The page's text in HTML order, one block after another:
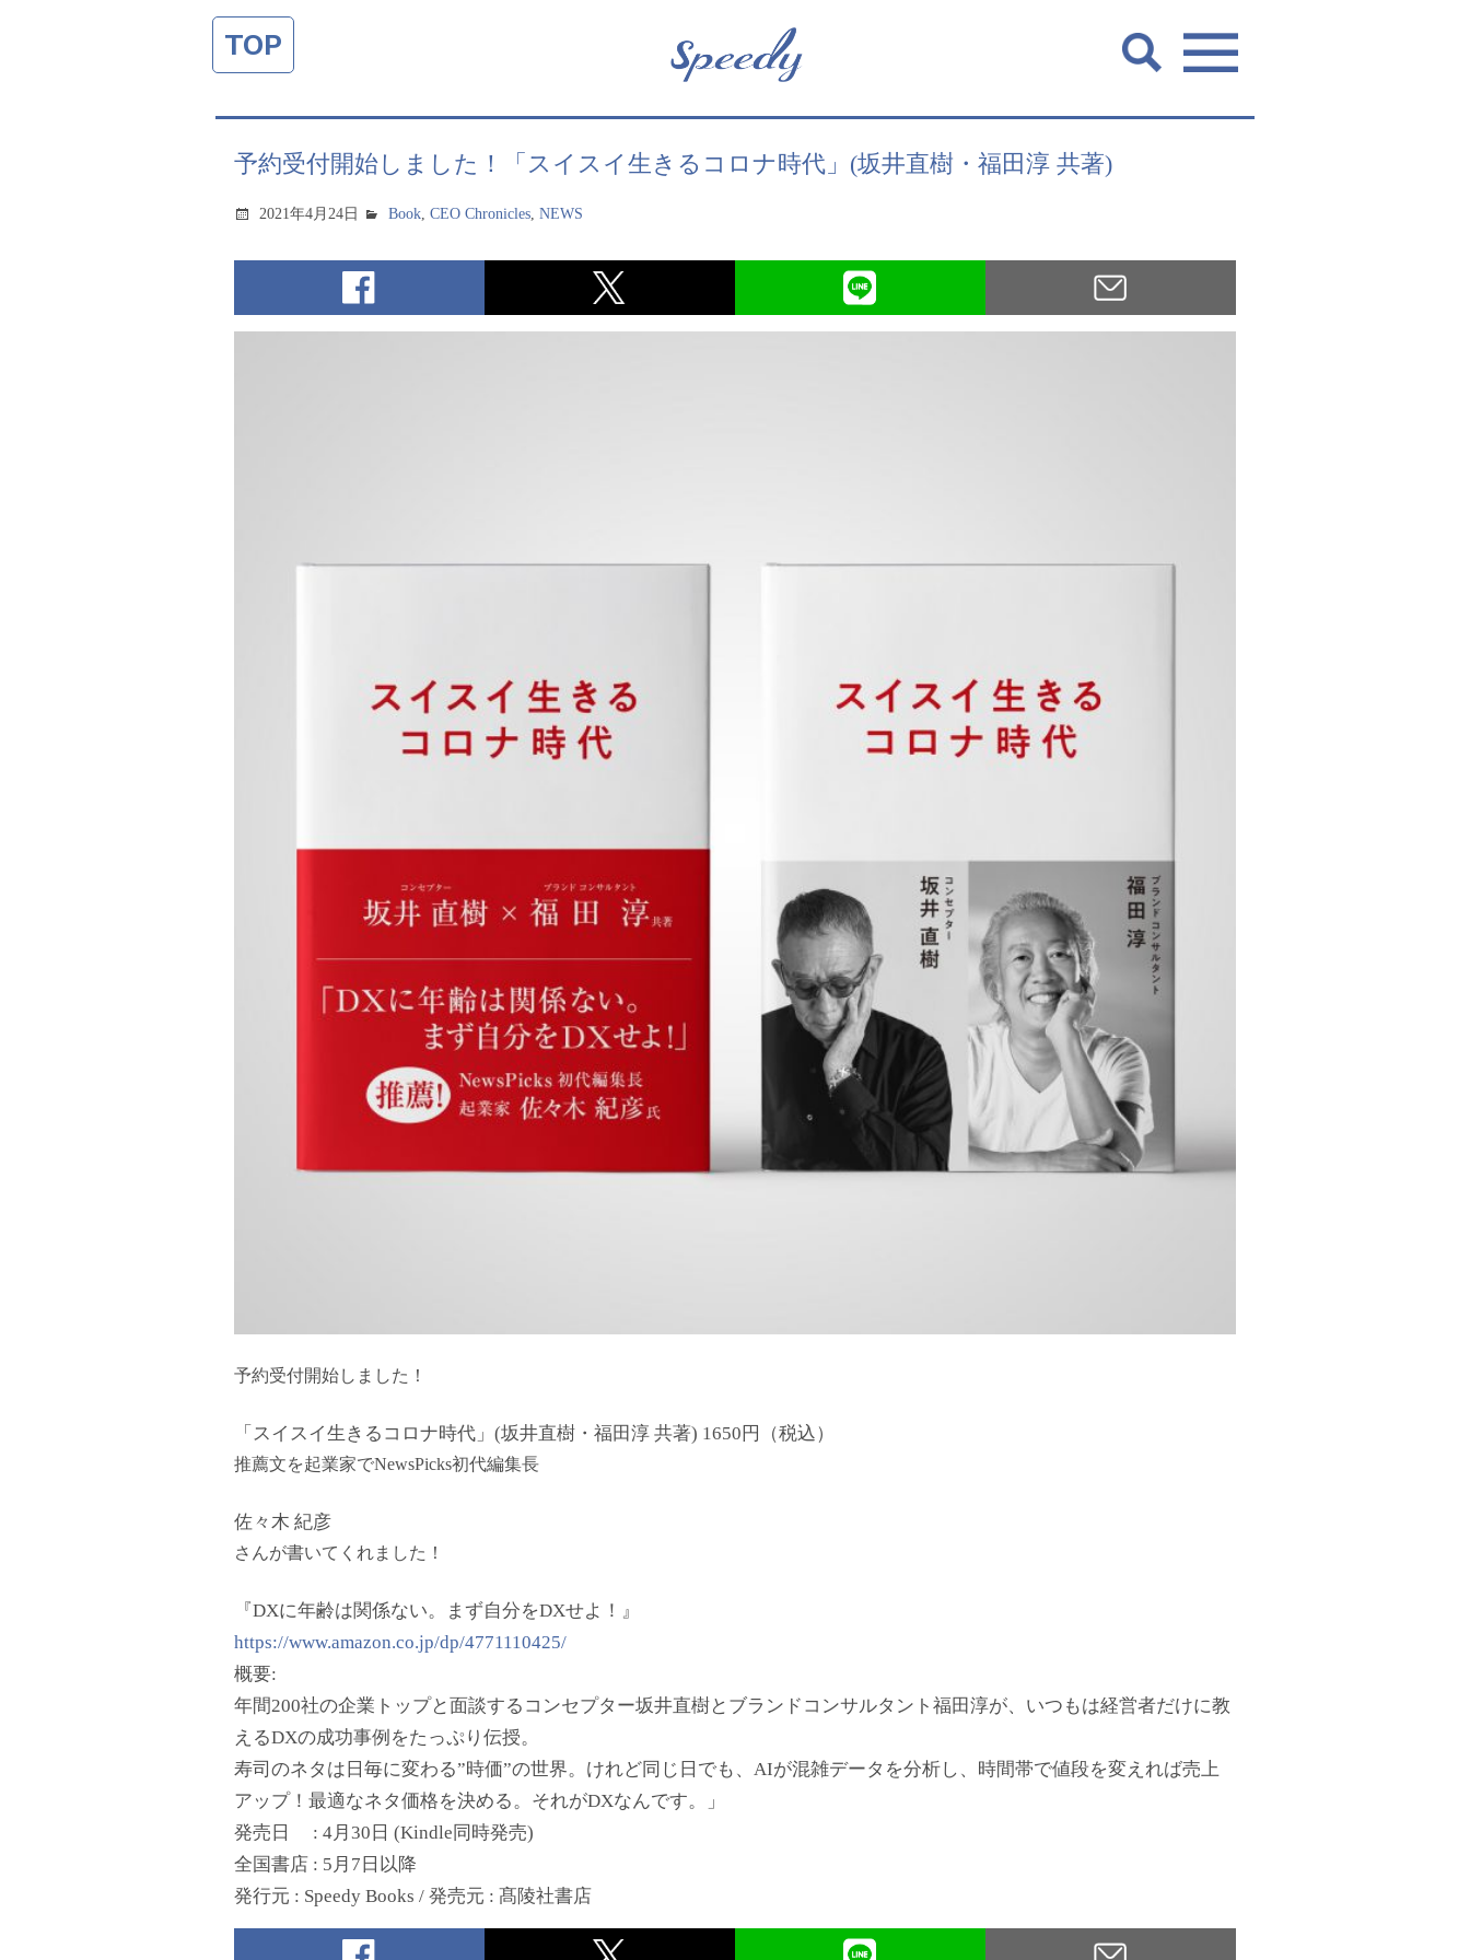
TOP
予約受付開始しました！「スイスイ生きるコロナ時代」(坂井直樹・福田淳 共著)
2021年4月24日 Book,CEO Chronicles,NEWS
予約受付開始しました！
「スイスイ生きるコロナ時代」(坂井直樹・福田淳 共著) 1650円（税込）
推薦文を起業家でNewsPicks初代編集長
佐々木 紀彦
さんが書いてくれました！
『DXに年齢は関係ない。まず自分をDXせよ！』
https://www.amazon.co.jp/dp/4771110425/
概要:
年間200社の企業トップと面談するコンセプター坂井直樹とブランドコンサルタント福田淳が、いつもは経営者だけに教
えるDXの成功事例をたっぷり伝授。
寿司のネタは日毎に変わる”時価”の世界。けれど同じ日でも、AIが混雑データを分析し、時間帯で値段を変えれば売上
アップ！最適なネタ価格を決める。それがDXなんです。」
発売日 : 4月30日 (Kindle同時発売)
全国書店 : 5月7日以降
発行元 : Speedy Books / 発売元 : 髙陵社書店